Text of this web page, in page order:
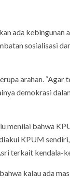
ada kebingunan
sosialisasi
arahan. “Agar
demokrasi
bahwa
KPUM
terkait kendala-
kalau ada